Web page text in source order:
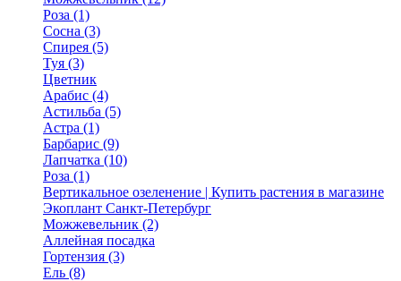
Роза (1)
Сосна (3)
Спирея (5)
Туя (3)
Цветник
Арабис (4)
Астильба (5)
Астра (1)
Барбарис (9)
Лапчатка (10)
Роза (1)
Вертикальное озеленение | Купить растения в магазине
Экоплант Санкт-Петербург
Можжевельник (2)
Аллейная посадка
Гортензия (3)
Ель (8)